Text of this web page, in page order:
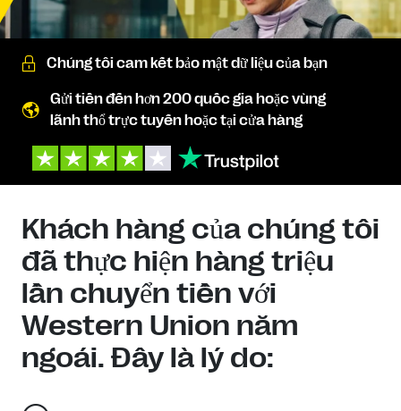
Chúng tôi cam kết bảo mật dữ liệu của bạn
Gửi tiền đến hơn 200 quốc gia hoặc vùng
lãnh thổ trực tuyến hoặc tại cửa hàng
Khách hàng của chúng tôi
đã thực hiện hàng triệu
lần chuyển tiền với
Western Union năm
ngoái. Đây là lý do: